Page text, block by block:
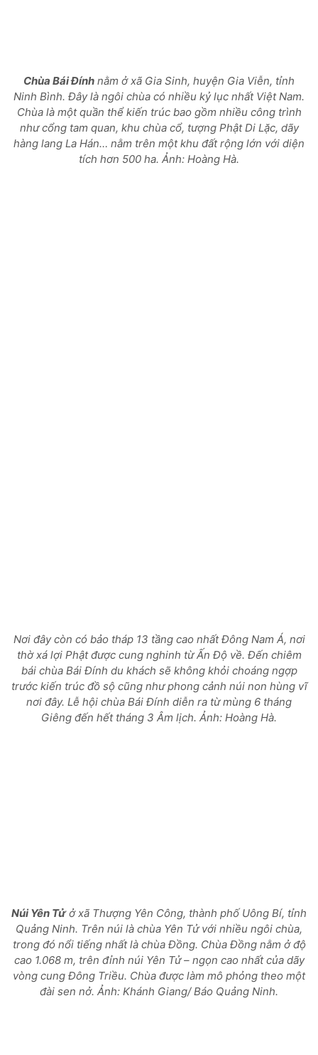
Chùa Bái Đính nằm ở xã Gia Sinh, huyện Gia Viễn, tỉnh
Ninh Bình. Đây là ngôi chùa có nhiều kỷ lục nhất Việt Nam.
Chùa là một quần thể kiến trúc bao gồm nhiều công trình
như cổng tam quan, khu chùa cổ, tượng Phật Di Lặc, dãy
hàng lang La Hán… nằm trên một khu đất rộng lớn với diện
tích hơn 500 ha. Ảnh: Hoàng Hà.
Nơi đây còn có bảo tháp 13 tầng cao nhất Đông Nam Á, nơi
thờ xá lợi Phật được cung nghinh từ Ấn Độ về. Đến chiêm
bái chùa Bái Đính du khách sẽ không khỏi choáng ngợp
trước kiến trúc đồ sộ cũng như phong cảnh núi non hùng vĩ
nơi đây. Lễ hội chùa Bái Đính diễn ra từ mùng 6 tháng
Giêng đến hết tháng 3 Âm lịch. Ảnh: Hoàng Hà.
Núi Yên Tửở xã Thượng Yên Công, thành phố Uông Bí, tỉnh
Quảng Ninh. Trên núi là chùa Yên Tử với nhiều ngôi chùa,
trong đó nổi tiếng nhất là chùa Đồng. Chùa Đồng nằm ở độ
cao 1.068 m, trên đỉnh núi Yên Tử – ngọn cao nhất của dãy
vòng cung Đông Triều. Chùa được làm mô phỏng theo một
đài sen nở. Ảnh: Khánh Giang/ Báo Quảng Ninh.